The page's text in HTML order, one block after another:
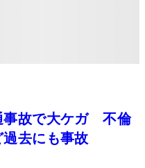
事故で大ケガ 不倫
去にも事故